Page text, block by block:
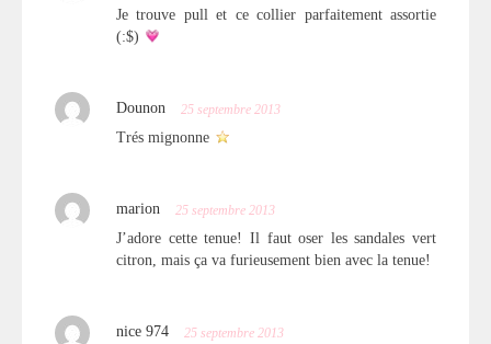
Je trouve pull et ce collier parfaitement assortie
(:$)
Dounon 25 septembre 2013
Trés mignonne
marion 25 septembre 2013
J’adore cette tenue! Il faut oser les sandales vert
citron, mais ça va furieusement bien avec la tenue!
nice 974 25 septembre 2013